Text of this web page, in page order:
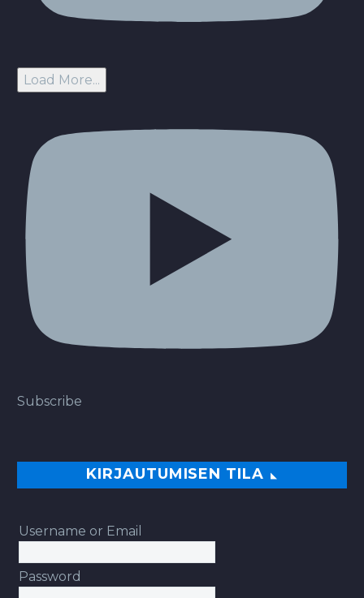
Load More...
Subscribe
KIRJAUTUMISEN TILA
Username or Email
Password